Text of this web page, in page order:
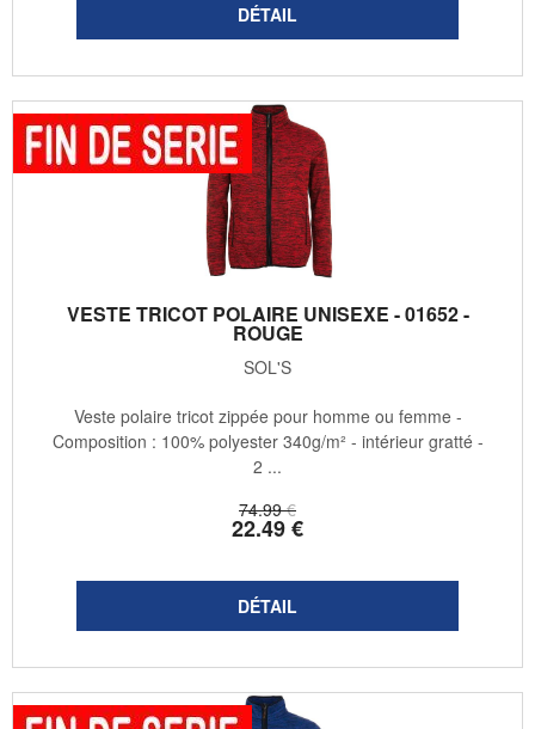
VESTE TRICOT POLAIRE UNISEXE - 01652 -
ROUGE
SOL'S
74.99 €
22.49€
Veste polaire tricot zippée pour homme ou femme -
Composition : 100% polyester 340g/m² - intérieur gratté -
2 ...